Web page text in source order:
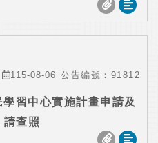
115-08-06 公告編號： 91812
習中心實施計畫申請及
請查照